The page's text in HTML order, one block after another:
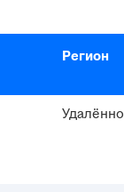
Регион
Удалённо